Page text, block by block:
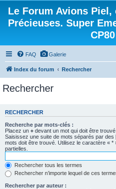
Le Forum Avions
Précieuses. Super
FAQ Galerie
Index du forum Rechercher
Rechercher
RECHERCHER
Recherche par mots-clés :
Placez un + devant un mot qui doit être
Saisissez une suite de mots séparés par des
mots doit être trouvé. Utilisez le caractère «
partielles.
Rechercher tous les termes
Rechercher n’importe lequel de ces
Rechercher par auteur :